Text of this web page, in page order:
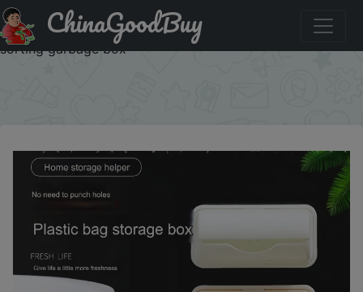
Купить по скидке: Toilet garbage bag storage box, no
punching, simple wall mounted collector, kitchen pull-out
sorting garbage box
ChinaGoodBuy